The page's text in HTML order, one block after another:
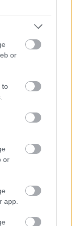
or
to
or
app.
Adja
és hírlevelünk a
hétre
egyre